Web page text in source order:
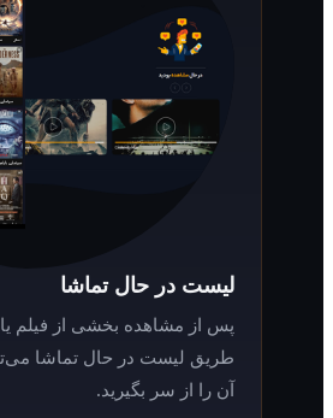
لیست در حال تماشا
پس از مشاهده بخشی از فیلم یا سریال، از
طریق لیست در حال تماشا می‌توانید دوباره
آن را از سر بگیرید.